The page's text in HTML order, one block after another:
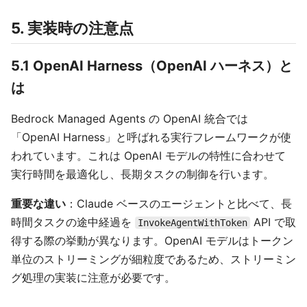
5. 実装時の注意点
5.1 OpenAI Harness（OpenAI ハーネス）と
は
Bedrock Managed Agents の OpenAI 統合では
「OpenAI Harness」と呼ばれる実行フレームワークが使
われています。これは OpenAI モデルの特性に合わせて
実行時間を最適化し、長期タスクの制御を行います。
重要な違い ：Claude ベースのエージェントと比べて、長
時間タスクの途中経過を
InvokeAgentWithToken API で取
得する際の挙動が異なります。OpenAI モデルはトークン
単位のストリーミングが細粒度であるため、ストリーミン
グ処理の実装に注意が必要です。